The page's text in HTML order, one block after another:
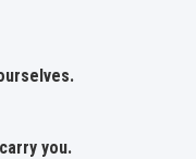
you.